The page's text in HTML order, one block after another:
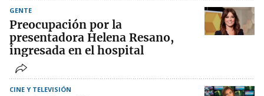
GENTE
Preocupación por la
presentadora Helena Resano,
ingresada en el hospital
CINE Y TELEVISIÓN